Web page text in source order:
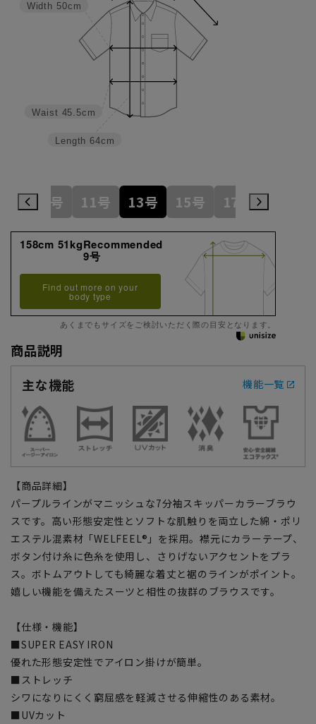
Length 64cm
Waist 45.5cm
Width 50cm
7号 9号 11号 13号 15号 17号
158cm 51kgRecommended
9号
Find out more on your
body type
あくまでもサイズをご検討いただく際の目安となります。
商品説明
主な機能
機能一覧
【商品詳細】
パープルラインがマニッシュな7分袖スキッパーカラーブラウ
スです。高い形態安定性とソフトな肌触りを両立した綿・ポリ
エステル混素材「WELFEEL®」を採用。襟元にカラーテープ、
ボタン付け糸に色糸を使用し、さりげないアクセントをプラ
ス。ボトムアウトしても綺麗な着丈と裾のラインがポイント。
嬉しい機能を備えたスーツと相性の抜群のブラウスです。
【仕様・機能】
■SUPER EASY IRON
優れた形態安定性でアイロン掛けが簡単。
■ストレッチ
シワになりにくく窮屈感を軽減させる伸縮性のある素材。
■UVカット